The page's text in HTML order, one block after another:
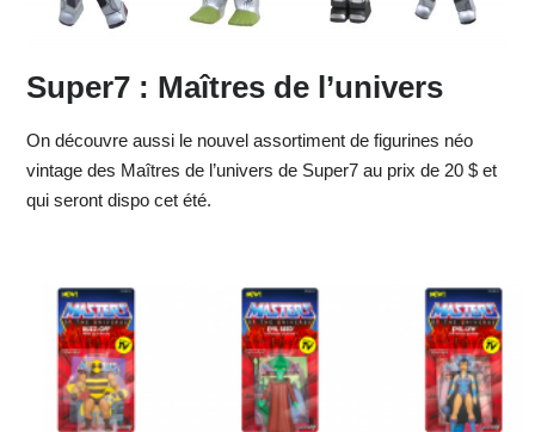
Super7 : Maîtres de l’univers
On découvre aussi le nouvel assortiment de figurines néo
vintage des Maîtres de l’univers de Super7 au prix de 20 $ et
qui seront dispo cet été.